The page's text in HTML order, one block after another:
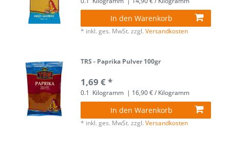
In den Warenkorb
* inkl. ges. MwSt. zzgl.Versandkosten
TRS - Paprika Pulver 100gr
1,69 € *
0.1 Kilogramm | 16,90 € / Kilogramm
In den Warenkorb
* inkl. ges. MwSt. zzgl.Versandkosten